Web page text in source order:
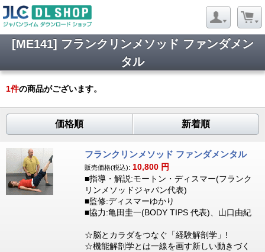
[ME141] フランクリンメソッド ファンダメン
タル
1件の商品がございます。
価格順 新着順
フランクリンメソッド ファンダメンタル
販売価格(税込): 10,800 円
■指導・解説:モートン・ディスマー(フランク
リンメソッドジャパン代表)
■監修:ディスマーゆかり
■協力:亀田圭一(BODY TIPS 代表)、山口由紀
☆脳とカラダをつなぐ「経験解剖学」!
☆機能解剖学とは一線を画す新しい動きづく